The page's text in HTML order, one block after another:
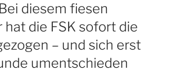
diesem fiesen
hat die FSK sofort die
– und sich erst
umentschieden